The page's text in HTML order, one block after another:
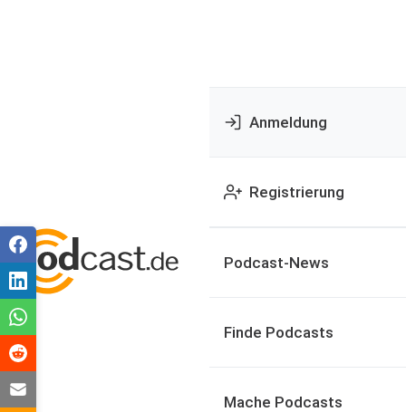
Anmeldung
Registrierung
Podcast-News
Finde Podcasts
Mache Podcasts